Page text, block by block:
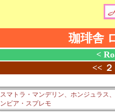
珈琲舎
<
<<
スマトラ・マンデリン、ホンジュラス
ンビア・スプレモ